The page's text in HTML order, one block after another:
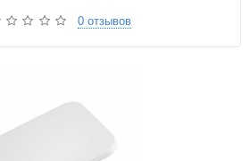
0 отзывов